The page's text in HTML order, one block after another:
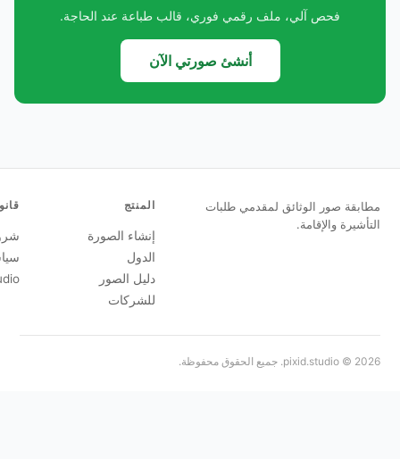
رقمي فوري، قالب طباعة عند الحاجة.
طلبات المنتج قانوني
شروط الخدمة
سياسة الخصوصية
customer@pixid.studio